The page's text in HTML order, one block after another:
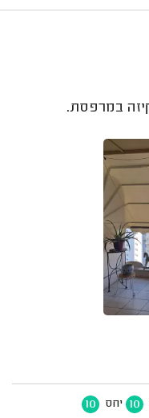
במרפסת.
10 יחס 10